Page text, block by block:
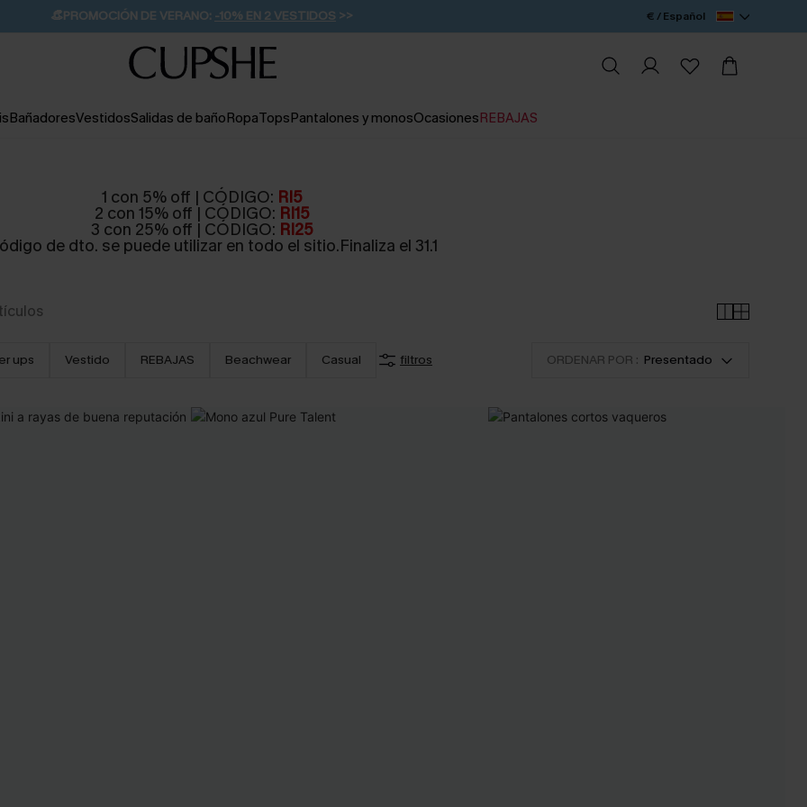
👒PROMOCIÓN DE VERANO: -10% EN 2 VESTIDOS >>
💌¡SUSCRIBIRSE & GANAR -10% EXTRA!
🚚ENVÍO GRATUITO A PARTIR DE 49 € >>
€ / Español
BañadoresVestidosSalidas de bañoRopaTopsPantalones y monosOcasionesREBAJAS
1 con 5% off | CÓDIGO: RI5
2 con 15% off | CÓDIGO: RI15
3 con 25% off | CÓDIGO: RI25
de dto. se puede utilizar en todo el sitio.Finaliza el 31.1
ups Vestido REBAJAS Beachwear Casual filtros ORDENAR POR : Presentado